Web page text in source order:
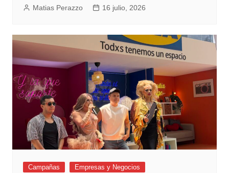
Matias Perazzo 16 julio, 2026
Campañas
Empresas y Negocios